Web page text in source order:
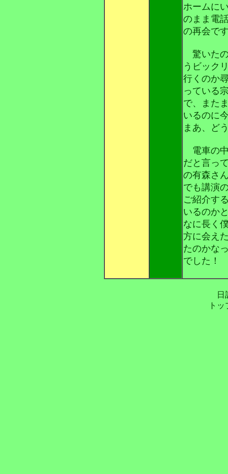
ホームに
のまま電
の再会で
驚いたの
うビック
行くのか
っている
で、また
いるのに
まあ、ど
電車の中
だと言っ
の有森さ
でも講演
ご紹介す
いるのか
なに長く
方に会え
たのかな
でした！
日
ト